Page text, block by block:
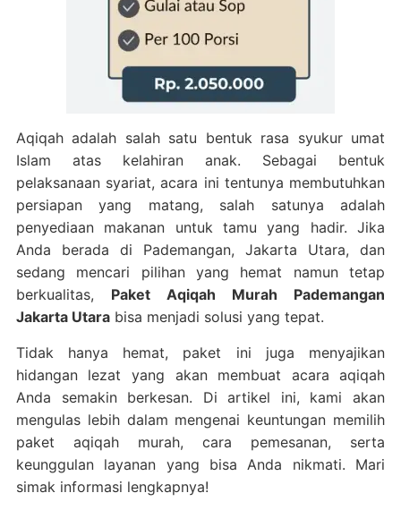
Aqiqah adalah salah satu bentuk rasa syukur umat
Islam atas kelahiran anak. Sebagai bentuk
pelaksanaan syariat, acara ini tentunya membutuhkan
persiapan yang matang, salah satunya adalah
penyediaan makanan untuk tamu yang hadir. Jika
Anda berada di Pademangan, Jakarta Utara, dan
sedang mencari pilihan yang hemat namun tetap
berkualitas, Paket Aqiqah Murah Pademangan
Jakarta Utarabisa menjadi solusi yang tepat.
Tidak hanya hemat, paket ini juga menyajikan
hidangan lezat yang akan membuat acara aqiqah
Anda semakin berkesan. Di artikel ini, kami akan
mengulas lebih dalam mengenai keuntungan memilih
paket aqiqah murah, cara pemesanan, serta
keunggulan layanan yang bisa Anda nikmati. Mari
simak informasi lengkapnya!